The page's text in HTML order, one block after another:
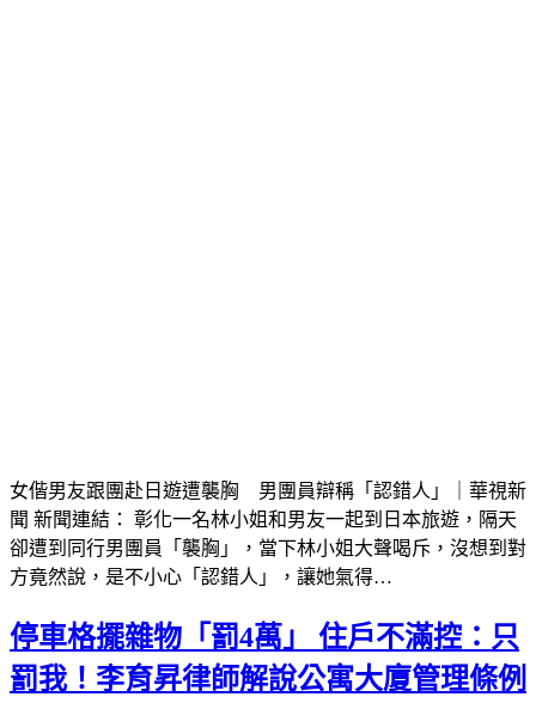
女偕男友跟團赴日遊遭襲胸 男團員辯稱「認錯人」｜華視新
聞 新聞連結： 彰化一名林小姐和男友一起到日本旅遊，隔天
卻遭到同行男團員「襲胸」，當下林小姐大聲喝斥，沒想到對
方竟然說，是不小心「認錯人」，讓她氣得…
停車格擺雜物「罰4萬」 住戶不滿控：只
罰我！李育昇律師解說公寓大廈管理條例